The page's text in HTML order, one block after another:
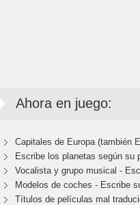
Ahora en juego:
Capitales de Europa (también
Escribe los planetas según su
Vocalista y grupo musical -
Modelos de coches - Escribe
Títulos de películas mal